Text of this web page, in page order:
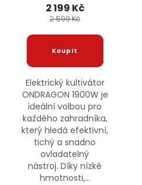
2 199 Kč
2 599 Kč
Elektrický kultivátor
ONDRAGON 1900W je
ideální volbou pro
každého zahradníka,
který hledá efektivní,
tichý a snadno
ovladatelný
nástroj. Díky nízké
hmotnosti,...